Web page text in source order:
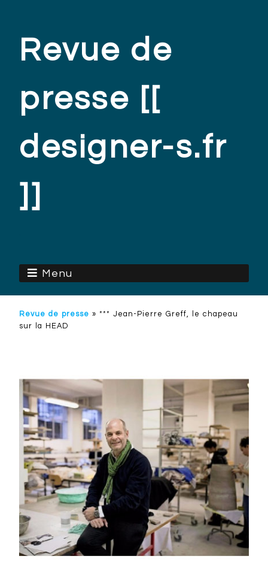
Revue de
presse [[
designer-s.fr
]]
Menu
Revue de presse » *** Jean-Pierre Greff, le chapeau
sur la HEAD